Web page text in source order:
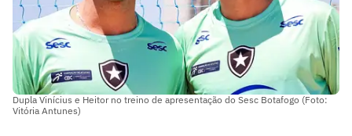
Dupla Vinícius e Heitor no treino de apresentação do Sesc Botafogo (Foto:
Vitória Antunes)